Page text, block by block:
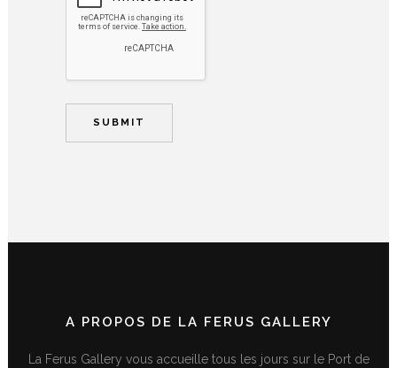
A PROPOS DE LA FERUS GALLERY
La Ferus Gallery vous accueille tous les jours sur le Port de